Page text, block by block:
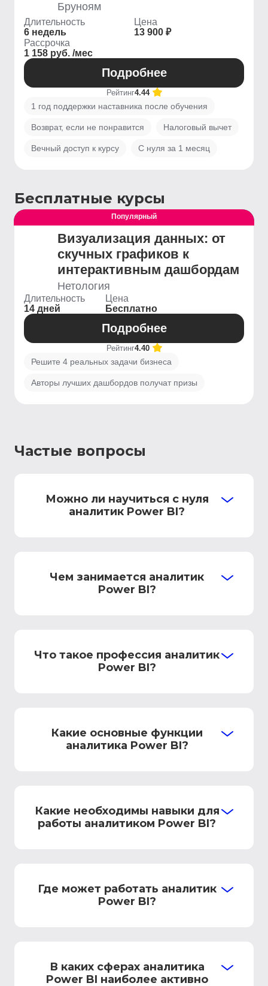
Бруноям
Длительность
6 недель
Цена
13 900 ₽
Рассрочка
1 158 руб. /мес
Подробнее
Рейтинг4.44
1 год поддержки наставника после обучения
Возврат, если не понравится Налоговый вычет
Вечный доступ к курсу С нуля за 1 месяц
Бесплатные курсы
Выгодный
Популярный
Визуализация данных: от
скучных графиков к
интерактивным дашбордам
Нетология
Длительность
14 дней
Цена
Бесплатно
Подробнее
Рейтинг4.40
Решите 4 реальных задачи бизнеса
Авторы лучших дашбордов получат призы
Частые вопросы
Можно ли научиться с нуля
аналитик Power BI?
Чем занимается аналитик
Power BI?
Что такое профессия аналитик
Power BI?
Какие основные функции
аналитика Power BI?
Какие необходимы навыки для
работы аналитиком Power BI?
Где может работать аналитик
Power BI?
В каких сферах аналитика
Power BI наиболее активно